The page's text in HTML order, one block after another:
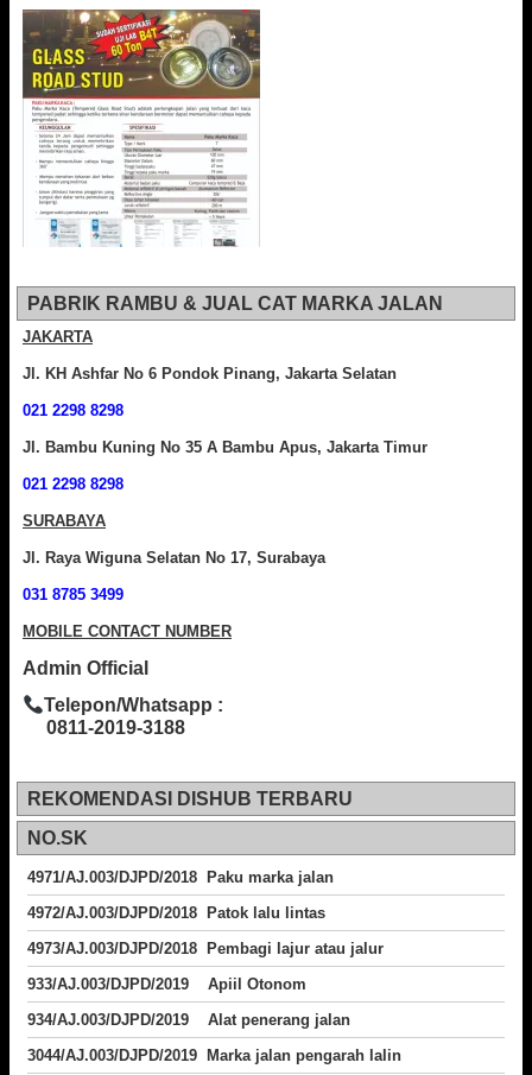
PABRIK RAMBU & JUAL CAT MARKA JALAN
JAKARTA
Jl. KH Ashfar No 6 Pondok Pinang, Jakarta Selatan
021 2298 8298
Jl. Bambu Kuning No 35 A Bambu Apus, Jakarta Timur
021 2298 8298
SURABAYA
Jl. Raya Wiguna Selatan No 17, Surabaya
031 8785 3499
MOBILE CONTACT NUMBER
Admin Official
Telepon/Whatsapp :
0811-2019-3188
REKOMENDASI DISHUB TERBARU
NO.SK
4971/AJ.003/DJPD/2018 Paku marka jalan
4972/AJ.003/DJPD/2018 Patok lalu lintas
4973/AJ.003/DJPD/2018
Pembagi lajur atau jalur
933/AJ.003/DJPD/2019 Apiil Otonom
934/AJ.003/DJPD/2019 Alat penerang jalan
3044/AJ.003/DJPD/2019 Marka jalan pengarah lalin